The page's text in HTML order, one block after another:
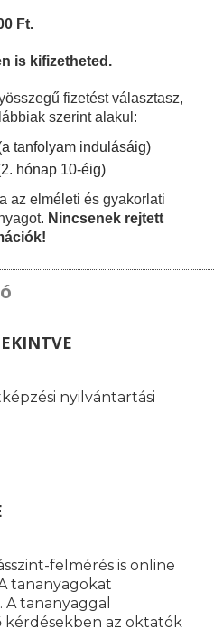
Ft.
is kifizetheted.
fizetést választasz,
szerint alakul:
tanfolyam indulásáig)
hónap 10-éig)
az elméleti és gyakorlati
Nincsenek rejtett
nyilvántartási
felmérés is online
tananyagokat
tananyaggal
az oktatók